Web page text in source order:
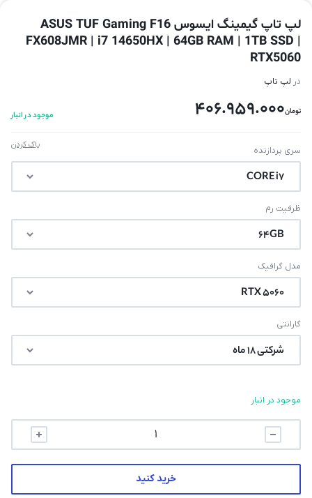
لپ تاپ گیمینگ ایسوس ASUS TUF Gaming F16
FX608JMR | i7 14650HX | 64GB RAM | 1TB SSD |
RTX5060
در لپ تاپ
تومان406.959.000 موجود در انبار
سری پردازنده
ظرفیت رم
مدل گرافیک
گارانتی
پاک کردن
موجود در انبار
خرید کنید